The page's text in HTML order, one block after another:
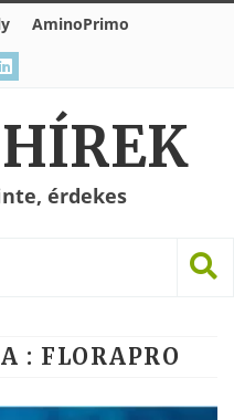
AminoPrimo
érdekes
: FLORAPRO